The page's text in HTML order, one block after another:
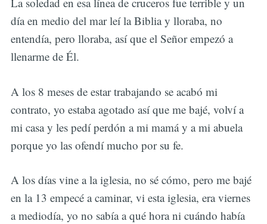
día en medio del mar leí la Biblia y lloraba, no
entendía, pero lloraba, así que el Señor empezó a
llenarme de Él.
A los 8 meses de estar trabajando se acabó mi
contrato, yo estaba agotado así que me bajé, volví a
mi casa y les pedí perdón a mi mamá y a mi abuela
porque yo las ofendí mucho por su fe.
A los días vine a la iglesia, no sé cómo, pero me bajé
en la 13 empecé a caminar, vi esta iglesia, era viernes
a mediodía, yo no sabía a qué hora ni cuándo había